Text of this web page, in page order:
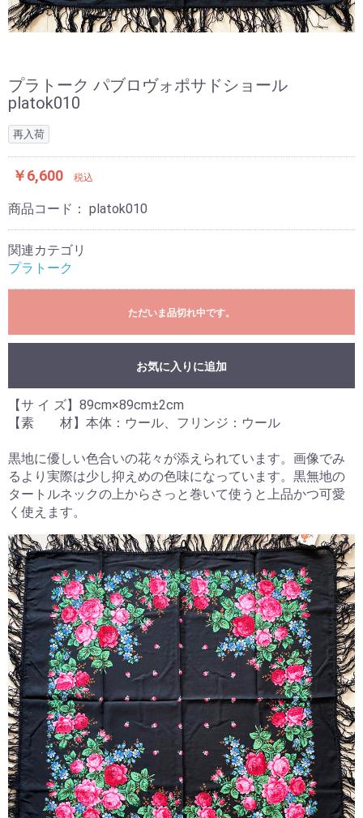
プラトーク パブロヴォポサドショール
platok010
再入荷
￥6,600 税込
商品コード： platok010
関連カテゴリ
プラトーク
ただいま品切れ中です。
お気に入りに追加
【サ イ ズ】89cm×89cm±2cm
【素 材】本体：ウール、フリンジ：ウール
黒地に優しい色合いの花々が添えられています。画像でみ
るより実際は少し抑えめの色味になっています。黒無地の
タートルネックの上からさっと巻いて使うと上品かつ可愛
く使えます。